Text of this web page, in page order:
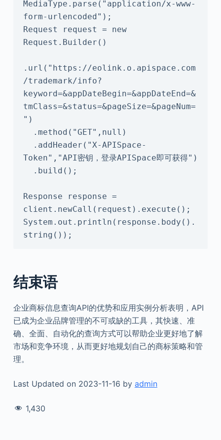
MediaType.parse("application/x-www-
form-urlencoded");
Request request = new
Request.Builder()
.url("https://eolink.o.apispace.com
/trademark/info?
keyword=&appDateBegin=&appDateEnd=&
tmClass=&status=&pageSize=&pageNum=
")
Token","API密钥，登录APISpace即可获得")
Response response =
client.newCall(request).execute();
System.out.println(response.body().
string());
结束语
企业商标信息查询API的优势和应用实例分析表明，API
已成为企业品牌管理的不可或缺的工具，其快速、准
确、全面、自动化的查询方式可以帮助企业更好地了解
市场和竞争环境，从而更好地规划自己的商标策略和管
理。
Last Updated on 2023-11-16 by admin
1,430